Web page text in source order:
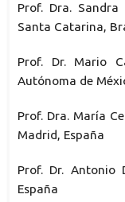
Prof. Dra.
Santa Catarina,
Prof. Dr. Mario
Autónoma de
Prof. Dra. María
Madrid, España
Prof. Dr. Antonio
España